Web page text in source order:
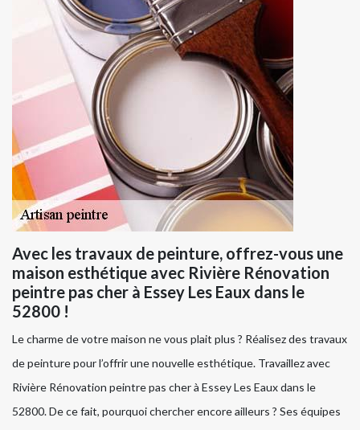
Avec les travaux de peinture, offrez-vous une
maison esthétique avec Rivière Rénovation
peintre pas cher à Essey Les Eaux dans le
52800 !
Le charme de votre maison ne vous plait plus ? Réalisez des travaux
de peinture pour l’offrir une nouvelle esthétique. Travaillez avec
Rivière Rénovation peintre pas cher à Essey Les Eaux dans le
52800. De ce fait, pourquoi chercher encore ailleurs ? Ses équipes